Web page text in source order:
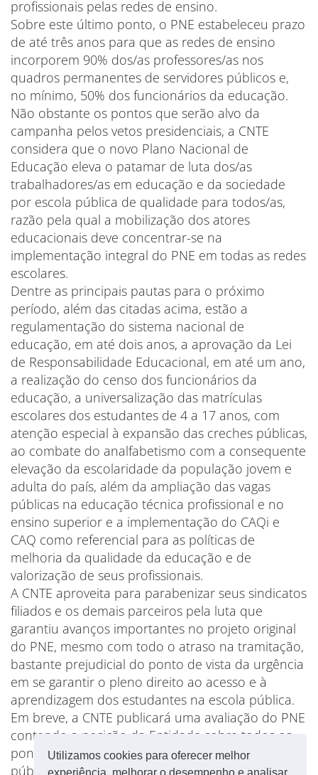
Utilizamos cookies para oferecer melhor
profissionais pelas redes de ensino.
Sobre este último ponto, o PNE estabeleceu prazo
de até três anos para que as redes de ensino
incorporem 90% dos/as professores/as nos
quadros permanentes de servidores públicos e,
no mínimo, 50% dos funcionários da educação.
Não obstante os pontos que serão alvo da
campanha pelos vetos presidenciais, a CNTE
considera que o novo Plano Nacional de
Educação eleva o patamar de luta dos/as
trabalhadores/as em educação e da sociedade
por escola pública de qualidade para todos/as,
razão pela qual a mobilização dos atores
educacionais deve concentrar-se na
implementação integral do PNE em todas as redes
escolares.
Dentre as principais pautas para o próximo
período, além das citadas acima, estão a
regulamentação do sistema nacional de
educação, em até dois anos, a aprovação da Lei
de Responsabilidade Educacional, em até um ano,
a realização do censo dos funcionários da
educação, a universalização das matrículas
escolares dos estudantes de 4 a 17 anos, com
atenção especial à expansão das creches públicas,
ao combate do analfabetismo com a consequente
elevação da escolaridade da população jovem e
adulta do país, além da ampliação das vagas
públicas na educação técnica profissional e no
ensino superior e a implementação do CAQi e
CAQ como referencial para as políticas de
melhoria da qualidade da educação e de
valorização de seus profissionais.
A CNTE aproveita para parabenizar seus sindicatos
filiados e os demais parceiros pela luta que
garantiu avanços importantes no projeto original
do PNE, mesmo com todo o atraso na tramitação,
bastante prejudicial do ponto de vista da urgência
em se garantir o pleno direito ao acesso e à
aprendizagem dos estudantes na escola pública.
Em breve, a CNTE publicará uma avaliação do PNE
contendo a posição da Entidade sobre todos os
pontos da futura Lei que norteará as políticas
públicas educacionais na próxima década no país.